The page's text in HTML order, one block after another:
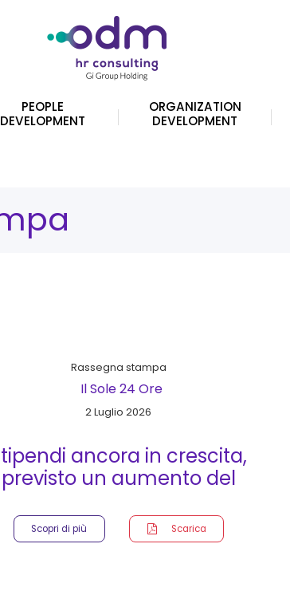
PEOPLE
DEVELOPMENT
ORGANIZATION
DEVELOPMENT
Rassegna stampa
Il Sole 24 Ore
2 Luglio 2026
ancora in crescita,
previsto un aumento del
Scopri di più Scarica